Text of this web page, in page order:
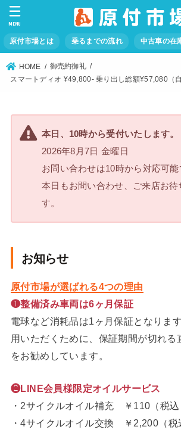
原付市場とは 乗るまでの流れ 中古車の在
MENU
HOME
御売約御礼
スマートディオ ¥49,800- 乗り出し総額¥57,080（
本日、10時から受付いたします。
2026年8月7日 金曜日
お問い合わせは10時から対応可能
本日もお問い合わせ、ご来店お待
す。
お知らせ
原付市場が選ばれる4つの理由
❶整備済み車両は6ヶ月保証
電球など消耗品は1ヶ月保証となりま
用いただくために、保証期間が切れる
をお勧めしています。
❷LINE会員様限定オイルサービス
・2サイクルオイル補充 ￥110（税込
・4サイクルオイル交換 ￥2,200（税